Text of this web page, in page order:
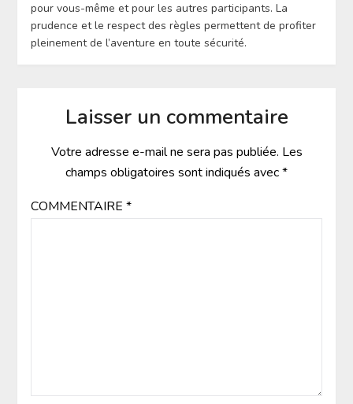
pour vous-même et pour les autres participants. La
prudence et le respect des règles permettent de profiter
pleinement de l’aventure en toute sécurité.
Laisser un commentaire
Votre adresse e-mail ne sera pas publiée. Les
champs obligatoires sont indiqués avec*
COMMENTAIRE *